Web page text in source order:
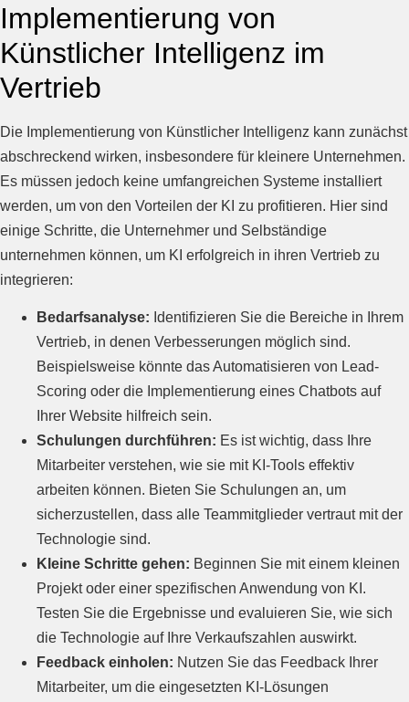
Implementierung von
Künstlicher Intelligenz im
Vertrieb
Die Implementierung von Künstlicher Intelligenz kann zunächst
abschreckend wirken, insbesondere für kleinere Unternehmen.
Es müssen jedoch keine umfangreichen Systeme installiert
werden, um von den Vorteilen der KI zu profitieren. Hier sind
einige Schritte, die Unternehmer und Selbständige
unternehmen können, um KI erfolgreich in ihren Vertrieb zu
integrieren:
Bedarfsanalyse: Identifizieren Sie die Bereiche in Ihrem
Vertrieb, in denen Verbesserungen möglich sind.
Beispielsweise könnte das Automatisieren von Lead-
Scoring oder die Implementierung eines Chatbots auf
Ihrer Website hilfreich sein.
Schulungen durchführen: Es ist wichtig, dass Ihre
Mitarbeiter verstehen, wie sie mit KI-Tools effektiv
arbeiten können. Bieten Sie Schulungen an, um
sicherzustellen, dass alle Teammitglieder vertraut mit der
Technologie sind.
Kleine Schritte gehen: Beginnen Sie mit einem kleinen
Projekt oder einer spezifischen Anwendung von KI.
Testen Sie die Ergebnisse und evaluieren Sie, wie sich
die Technologie auf Ihre Verkaufszahlen auswirkt.
Feedback einholen: Nutzen Sie das Feedback Ihrer
Mitarbeiter, um die eingesetzten KI-Lösungen